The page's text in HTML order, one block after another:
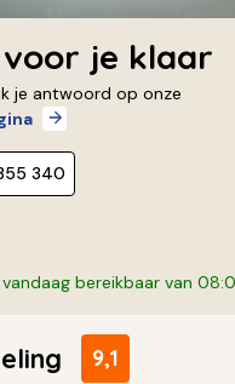
je klaar
je antwoord op onze
340
bereikbaar van
9,1